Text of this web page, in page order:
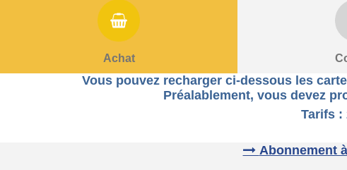
Achat
Vous pouvez recharger ci-dessous les
Préalablement, vous devez
Tarifs : 2 € Carte Piscine et Pass
Abonnement